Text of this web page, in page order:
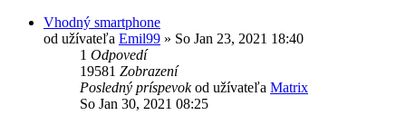
Vhodný smartphone
od užívateľa Emil99 » So Jan 23, 2021 18:40
1 Odpovedí
19581 Zobrazení
Posledný príspevokod užívateľa Matrix
So Jan 30, 2021 08:25